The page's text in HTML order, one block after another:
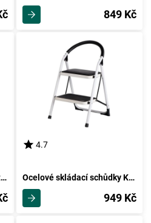
849 Kč
Ocelové schůdky Klapp, 3 stupně
4.7
Ocelové skládací schůdky Klapp, 2 stupně
949 Kč